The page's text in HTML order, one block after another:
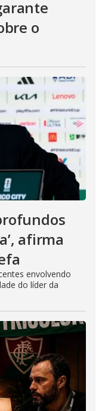
o
afirma
envolvendo
do líder da